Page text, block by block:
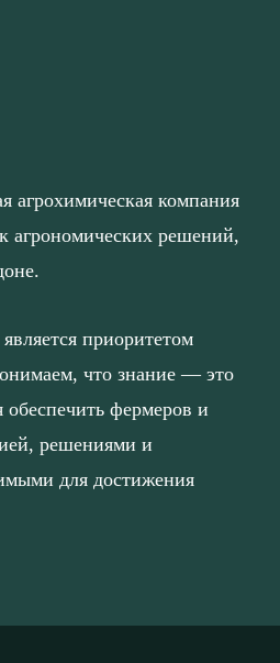
агрохимическая компания
агрономических решений,
приоритетом
что знание — это
фермеров и
решениями и
для достижения